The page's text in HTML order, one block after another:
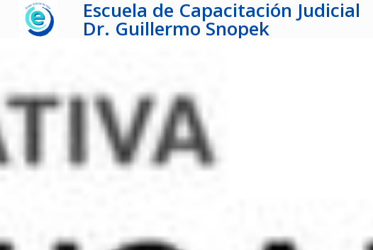
Escuela de Capacitación Judicial
Dr. Guillermo Snopek